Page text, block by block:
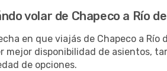
volar de Chapeco a Río
en que viajás de Chapeco a
mejor disponibilidad de asientos,
de opciones.